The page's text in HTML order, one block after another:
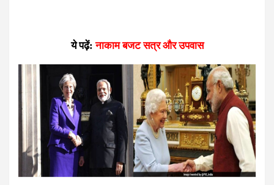
ये पढ़ें:नाकाम बजट सत्र और उपवास